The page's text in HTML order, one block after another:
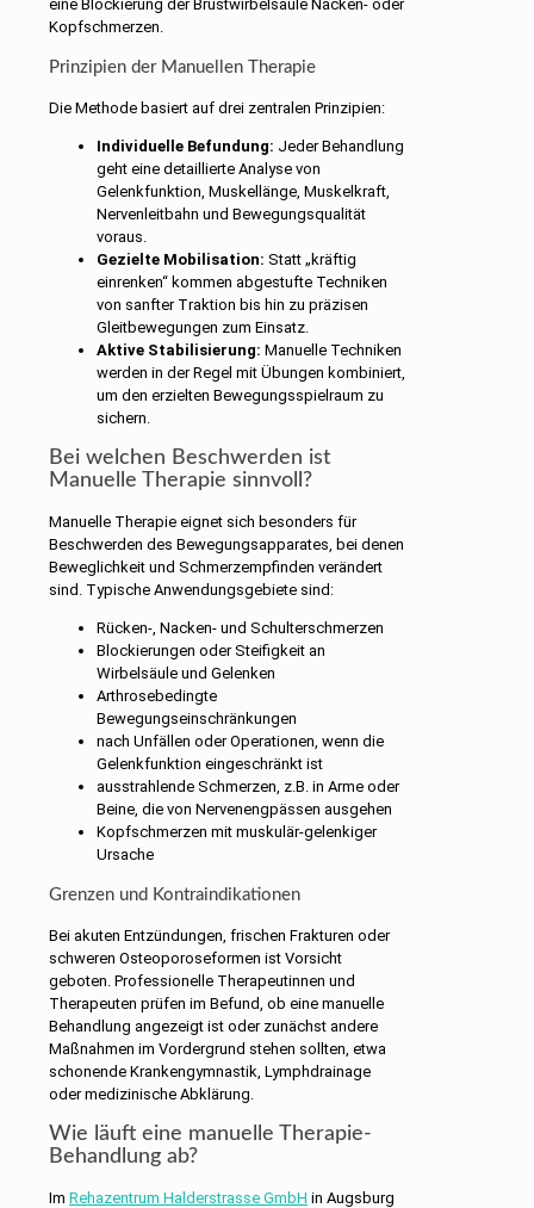
eine Blockierung der Brustwirbelsäule Nacken- oder
Kopfschmerzen.
Prinzipien der Manuellen Therapie
Die Methode basiert auf drei zentralen Prinzipien:
Individuelle Befundung: Jeder Behandlung
geht eine detaillierte Analyse von
Gelenkfunktion, Muskellänge, Muskelkraft,
Nervenleitbahn und Bewegungsqualität
voraus.
Gezielte Mobilisation: Statt „kräftig
einrenken“ kommen abgestufte Techniken
von sanfter Traktion bis hin zu präzisen
Gleitbewegungen zum Einsatz.
Aktive Stabilisierung: Manuelle Techniken
werden in der Regel mit Übungen kombiniert,
um den erzielten Bewegungsspielraum zu
sichern.
Bei welchen Beschwerden ist
Manuelle Therapie sinnvoll?
Manuelle Therapie eignet sich besonders für
Beschwerden des Bewegungsapparates, bei denen
Beweglichkeit und Schmerzempfinden verändert
sind. Typische Anwendungsgebiete sind:
Rücken-, Nacken- und Schulterschmerzen
Blockierungen oder Steifigkeit an
Wirbelsäule und Gelenken
Arthrosebedingte
Bewegungseinschränkungen
nach Unfällen oder Operationen, wenn die
Gelenkfunktion eingeschränkt ist
ausstrahlende Schmerzen, z.B. in Arme oder
Beine, die von Nervenengpässen ausgehen
Kopfschmerzen mit muskulär-gelenkiger
Ursache
Grenzen und Kontraindikationen
Bei akuten Entzündungen, frischen Frakturen oder
schweren Osteoporoseformen ist Vorsicht
geboten. Professionelle Therapeutinnen und
Therapeuten prüfen im Befund, ob eine manuelle
Behandlung angezeigt ist oder zunächst andere
Maßnahmen im Vordergrund stehen sollten, etwa
schonende Krankengymnastik, Lymphdrainage
oder medizinische Abklärung.
Wie läuft eine manuelle Therapie-
Behandlung ab?
Im Rehazentrum Halderstrasse GmbH in Augsburg